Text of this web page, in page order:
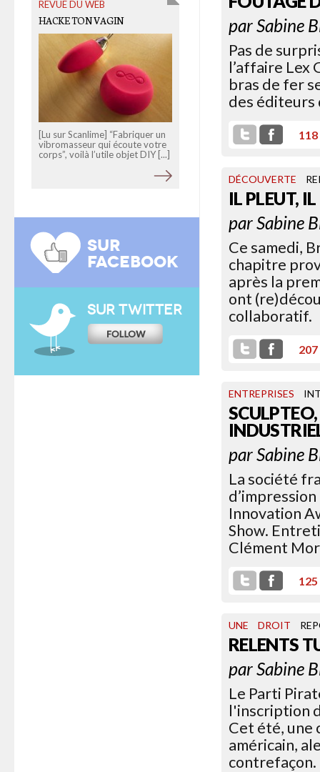
parSabine
Pas de
l’affaire Lex
bras de fer
des éditeurs
118
DÉCOUVERTE
IL PLEUT,
parSabine
Ce samedi,
chapitre
après la
ont
collaboratif.
207
ENTREPRISES
parSabine
La société
Innovation
Show.
Clément
125
UNE DROIT
RELENTS
parSabine
Le Parti
l'inscription
Cet été, une
américain,
contrefaçon.
REVUE DU WEB
HACKE TON VAGIN
[Lu sur Scanlime] “Fabriquer un
vibromasseur qui écoute votre
corps”, voilà l’utile objet DIY [...]
SUR
FACEBOOK
SUR TWITTER